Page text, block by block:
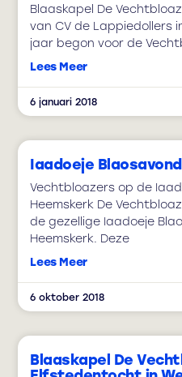
Blaaskapel De
van CV de Lappiedollers
jaar begon voor de
Lees Meer
6 januari 2018
Iaadoeje
Vechtbloazers op de
Heemskerk De
de gezellige Iaadoeje
Heemskerk. Deze
Lees Meer
6 oktober 2018
Blaaskapel De